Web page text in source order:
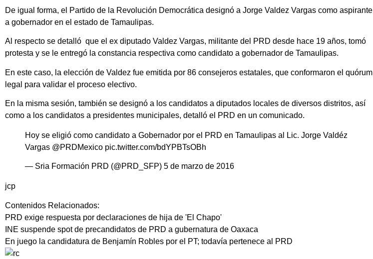
De igual forma, el Partido de la Revolución Democrática designó a Jorge Valdez Vargas como aspirante
a gobernador en el estado de Tamaulipas.
Al respecto se detalló que el ex diputado Valdez Vargas, militante del PRD desde hace 19 años, tomó
protesta y se le entregó la constancia respectiva como candidato a gobernador de Tamaulipas.
En este caso, la elección de Valdez fue emitida por 86 consejeros estatales, que conformaron el quórum
legal para validar el proceso electivo.
En la misma sesión, también se designó a los candidatos a diputados locales de diversos distritos, así
como a los candidatos a presidentes municipales, detalló el PRD en un comunicado.
Hoy se eligió como candidato a Gobernador por el PRD en Tamaulipas al Lic. Jorge Valdéz
Vargas @PRDMexico pic.twitter.com/bdYPBTsOBh
— Sria Formación PRD (@PRD_SFP) 5 de marzo de 2016
jcp
Contenidos Relacionados:
PRD exige respuesta por declaraciones de hija de 'El Chapo'
INE suspende spot de precandidatos de PRD a gubernatura de Oaxaca
En juego la candidatura de Benjamín Robles por el PT; todavía pertenece al PRD